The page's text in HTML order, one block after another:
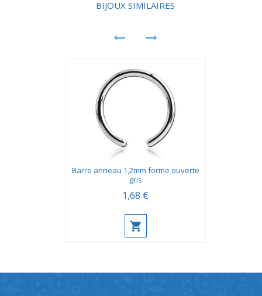
BIJOUX SIMILAIRES
Barre anneau 1,2mm forme ouverte
gris
1,68 €